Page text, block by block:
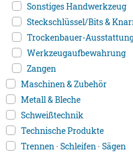
Sonstiges Handwerkzeug
Steckschlüssel/Bits &
Trockenbauer-
Werkzeugaufbewahrung
Zangen
Maschinen & Zubehör
Metall & Bleche
Schweißtechnik
Technische Produkte
Trennen · Schleifen · Sägen